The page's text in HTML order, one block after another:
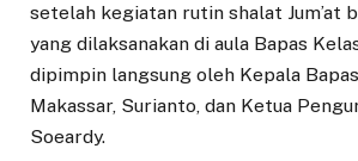
setelah kegiatan rutin shalat Jum’at
yang dilaksanakan di aula Bapas
dipimpin langsung oleh Kepala
Makassar, Surianto, dan Ketua
Soeardy.